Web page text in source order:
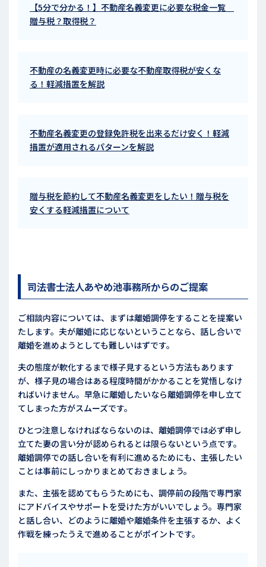
【5分で分かる！】不動産名義変更に必要な税金一覧
贈与税？取得税？
不動産の名義変更時に必要な不動産取得税が安くな
る！軽減措置を解説
不動産名義変更の登録免許税を出来るだけ安く！軽減
措置が適用されるパターンを解説
贈与税を節約して不動産名義変更をしたい！贈与税を
安くする軽減措置について
司法書士法人あやめ池事務所からのご提案
ご相談内容については、まずは離婚調停をすることを提案い
たします。夫が離婚に応じないということなら、話し合いで
離婚を進めようとしても難しいはずです。
夫の態度が軟化するまで様子見するという方法もあります
が、様子見の場合はある程度時間がかかることを覚悟しなけ
ればいけません。早急に離婚したいなら離婚調停を申し立て
てしまった方がスムーズです。
ひとつ注意しなければならないのは、離婚調停では必ず申し
立てた妻の言い分が認められるとは限らないという点です。
離婚調停での話し合いを有利に進めるためにも、主張したい
ことは事前にしっかりまとめておきましょう。
また、主張を認めてもらうためにも、調停前の段階で専門家
にアドバイスやサポートを受けた方がいいでしょう。専門家
と話し合い、どのように離婚や離婚条件を主張するか、よく
作戦を練ったうえで進めることがポイントです。